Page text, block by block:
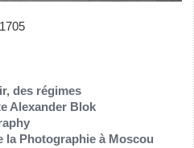
des régimes
Alexander Blok
la Photographie à Moscou